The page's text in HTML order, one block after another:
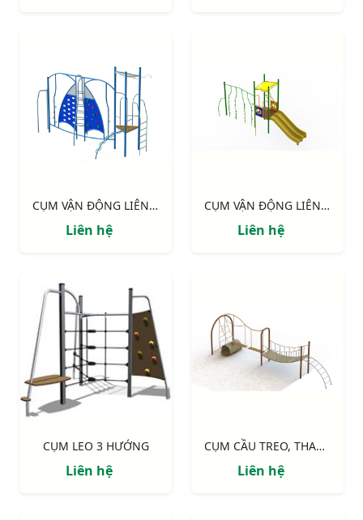
CỤM VẬN ĐỘNG LIÊN HOÀN: "TIẾNG SÓNG"
Liên hệ
CỤM VẬN ĐỘNG LIÊN HOÀN: "VƯỜN XUÂN"
Liên hệ
CỤM LEO 3 HƯỚNG
Liên hệ
CỤM CẦU TREO, THANG DÂY
Liên hệ